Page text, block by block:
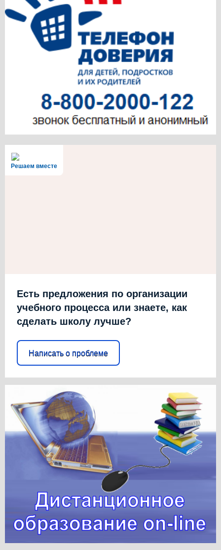
Решаем вместе
Есть предложения по организации
учебного процесса или знаете, как
сделать школу лучше?
Написать о проблеме